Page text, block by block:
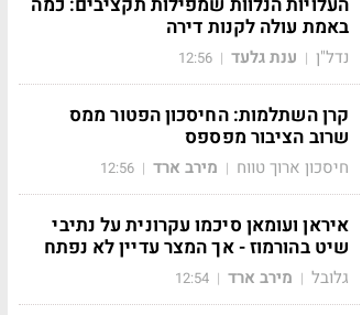
באמת עולה לקנות דירה
נדל"ן | ענת גלעד |
12:56
קרן השתלמות: החיסכון הפטור ממס
שרוב הציבור מפספס
חיסכון ארוך טווח | מירב ארד |
12:56
איראן ועומאן סיכמו עקרונית על נתיבי
שיט בהורמוז - אך המצר עדיין לא נפתח
גלובל | מירב ארד |
12:54